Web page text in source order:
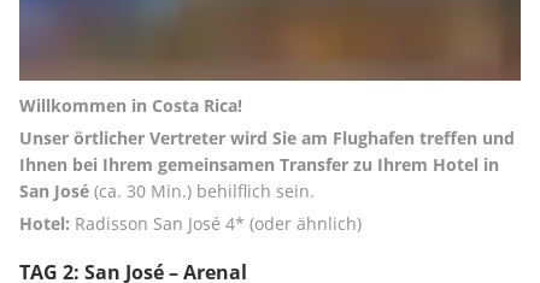
Willkommen in Costa Rica!
Unser örtlicher Vertreter wird Sie am Flughafen treffen und
Ihnen bei Ihrem gemeinsamen Transfer zu Ihrem Hotel in
San José (ca. 30 Min.) behilflich sein.
Hotel: Radisson San José 4* (oder ähnlich)
TAG 2: San José – Arenal